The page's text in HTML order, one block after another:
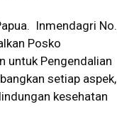
Inmendagri No.
Posko
untuk Pengendalian
setiap aspek,
kesehatan